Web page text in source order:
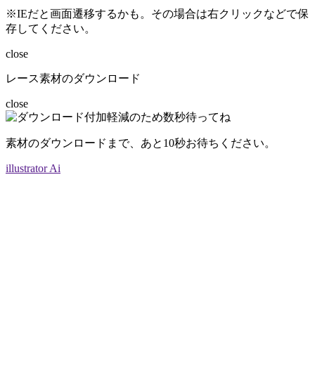
※IEだと画面遷移するかも。その場合は右クリックなどで保
存してください。
close
レース素材のダウンロード
close
素材のダウンロードまで、あと 10秒お待ちください。
illustrator Ai